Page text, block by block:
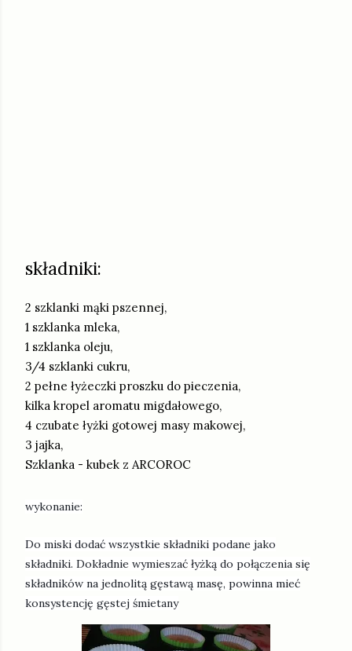
składniki:
2 szklanki mąki pszennej,
1 szklanka mleka,
1 szklanka oleju,
3/4 szklanki cukru,
2 pełne łyżeczki proszku do pieczenia,
kilka kropel aromatu migdałowego,
4 czubate łyżki gotowej masy makowej,
3 jajka,
Szklanka - kubek z ARCOROC
wykonanie:
Do miski dodać wszystkie składniki podane jako
składniki. Dokładnie wymieszać łyżką do połączenia się
składników na jednolitą gęstawą masę, powinna mieć
konsystencję gęstej śmietany